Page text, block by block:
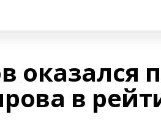
оказался
в